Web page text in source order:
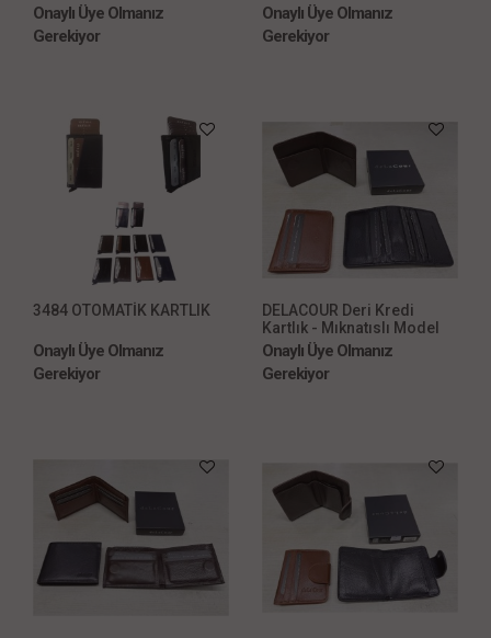
Onaylı Üye Olmanız
Gerekiyor
Onaylı Üye Olmanız
Gerekiyor
3484 OTOMATİK KARTLIK
Onaylı Üye Olmanız
Gerekiyor
DELACOUR Deri Kredi
Kartlık - Mıknatıslı Model
503
Onaylı Üye Olmanız
Gerekiyor